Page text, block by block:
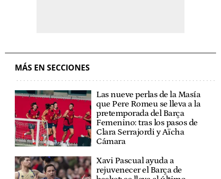
MÁS EN SECCIONES
Las nueve perlas de la Masía
que Pere Romeu se lleva a la
pretemporada del Barça
Femenino: tras los pasos de
Clara Serrajordi y Aïcha
Cámara
Xavi Pascual ayuda a
rejuvenecer el Barça de